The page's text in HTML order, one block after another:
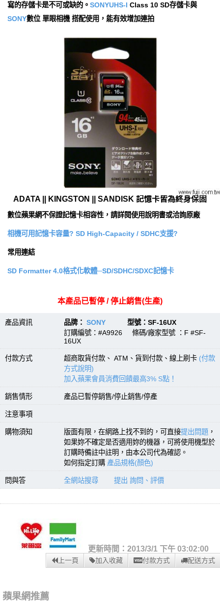
寫的存儲卡是不可或缺的。 SONYUHS-I Class 10 SD存儲卡與
SONY數位 單眼相機 搭配使用，能有效增加連拍
ADATA || KINGSTON || SANDISK 記憶卡皆為終身保固
數位蘋果網不保證記憶卡相容性，請詳閱使用說明書或洽詢原廠
相機可用記憶卡容量? SD High-Capacity / SDHC支援?
常用連結
SD Formatter 4.0格式化軟體─SD/SDHC/SDXC記憶卡
本產品已暫停 / 停止銷售(生產)
產品資訊 品牌： SONY 型號：SF-16UX
訂購編號：#A9926 條碼/廠家型號 ：F #SF-
16UX
付款方式 超商取貨付款、 ATM、貨到付款、線上刷卡 (付款
方式說明)
加入蘋果會員消費回饋最高3% S點！
銷售情形 產品已暫停銷售/停止銷售/停產
注意事項
購物須知 版面有限，在網路上找不到的，可直接提出問題 ，
如果妳不確定是否適用妳的機器，可將使用機型於
訂購時備註中註明，由本公司代為確認。
如何指定訂購 產品規格(顏色)
問與答 全網站搜尋 提出 詢問、評價
更新時間：2013/3/1 下午 03:02:00
上一頁 加入收藏 付款方式 配送方式
蘋果網推薦